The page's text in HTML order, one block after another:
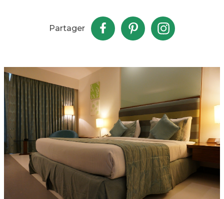
Partager